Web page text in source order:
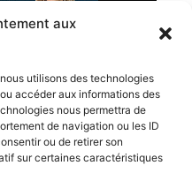
aux
utilisons des technologies
accéder aux informations des
nous permettra de
de navigation ou les ID
ou de retirer son
sur certaines caractéristiques